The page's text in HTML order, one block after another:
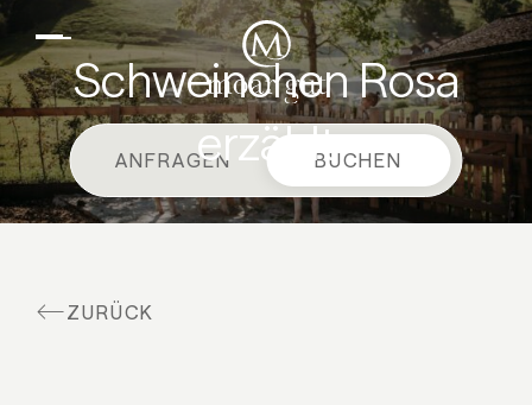
Suiten & Angebote
Familienurlaub
Moar Gut
Kulinarik
DEEN
Schweinchen Rosa
erzählt
ANFRAGEN BUCHEN
ZURÜCK